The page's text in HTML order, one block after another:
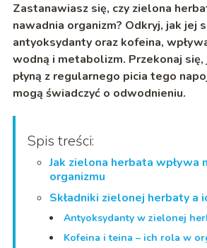
Zastanawiasz się, czy zielona
nawadnia organizm? Odkryj, jak jej
antyoksydanty oraz kofeina,
wodną i metabolizm. Przekonaj się,
płyną z regularnego picia tego
mogą świadczyć o odwodnieniu.
Spis treści:
Jak zielona herbata wpływa
organizmu
Składniki zielonej herbaty a
Antyoksydanty w zielonej
Kofeina i teina – ich rola w